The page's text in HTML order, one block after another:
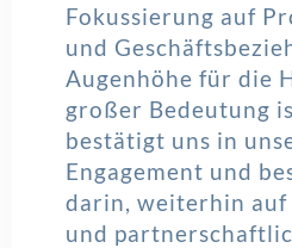
Fokussierung auf
und
Augenhöhe für die
großer Bedeutung
bestätigt uns in
Engagement und
darin, weiterhin
und